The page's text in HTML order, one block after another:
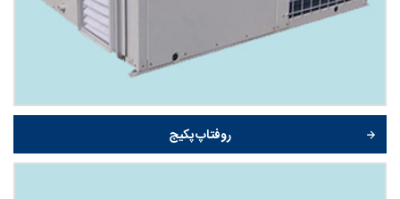
روفتاپ پکیج